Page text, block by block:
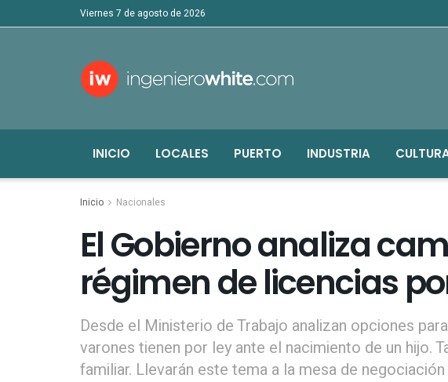
viernes 7 de agosto de 2026
INICIO LOCALES PUERTO INDUSTRIA
Inicio Nacionales
El Gobierno analiza
régimen de licencias
Desde el Ministerio de Trabajo analizan opciones
varones tienen por ley ante el nacimiento de un hijo.
familiar. Llevarán este tema a la mesa de negociación